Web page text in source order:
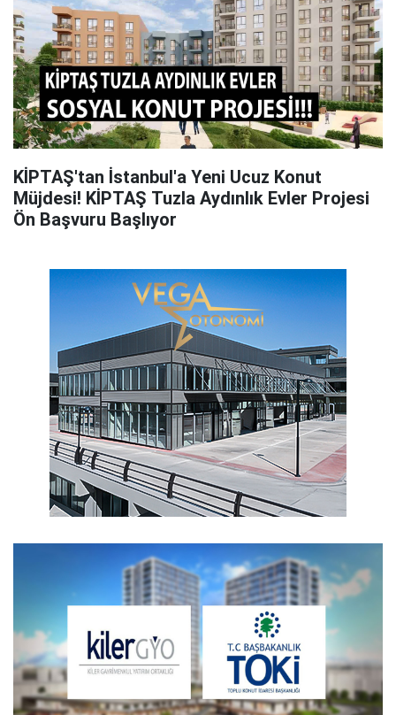
KİPTAŞ'tan İstanbul'a Yeni Ucuz Konut
Müjdesi! KİPTAŞ Tuzla Aydınlık Evler Projesi
Ön Başvuru Başlıyor